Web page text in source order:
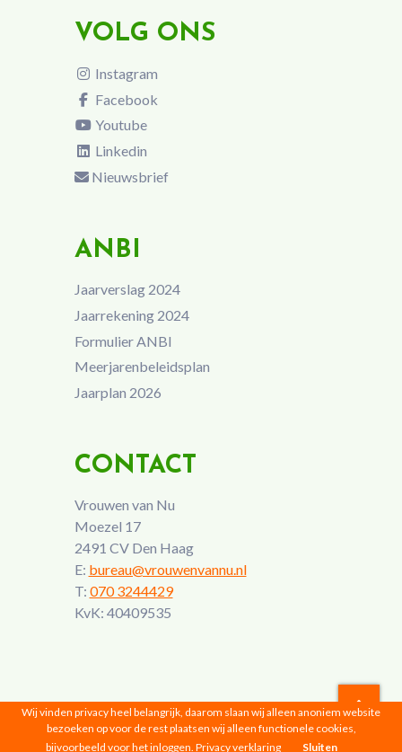
VOLG ONS
Instagram
Facebook
Youtube
Linkedin
Nieuwsbrief
ANBI
Jaarverslag 2024
Jaarrekening 2024
Formulier ANBI
Meerjarenbeleidsplan
Jaarplan 2026
CONTACT
Vrouwen van Nu
Moezel 17
2491 CV Den Haag
E: bureau@vrouwenvannu.nl
T: 070 3244429
KvK: 40409535
Vrouwen van Nu © 2026 |Privacyverklaring
Wij vinden privacy heel belangrijk, daarom slaan wij alleen anoniem website
bezoeken op voor de rest plaatsen wij alleen functionele cookies,
bijvoorbeeld voor het inloggen. Privacy verklaring Sluiten